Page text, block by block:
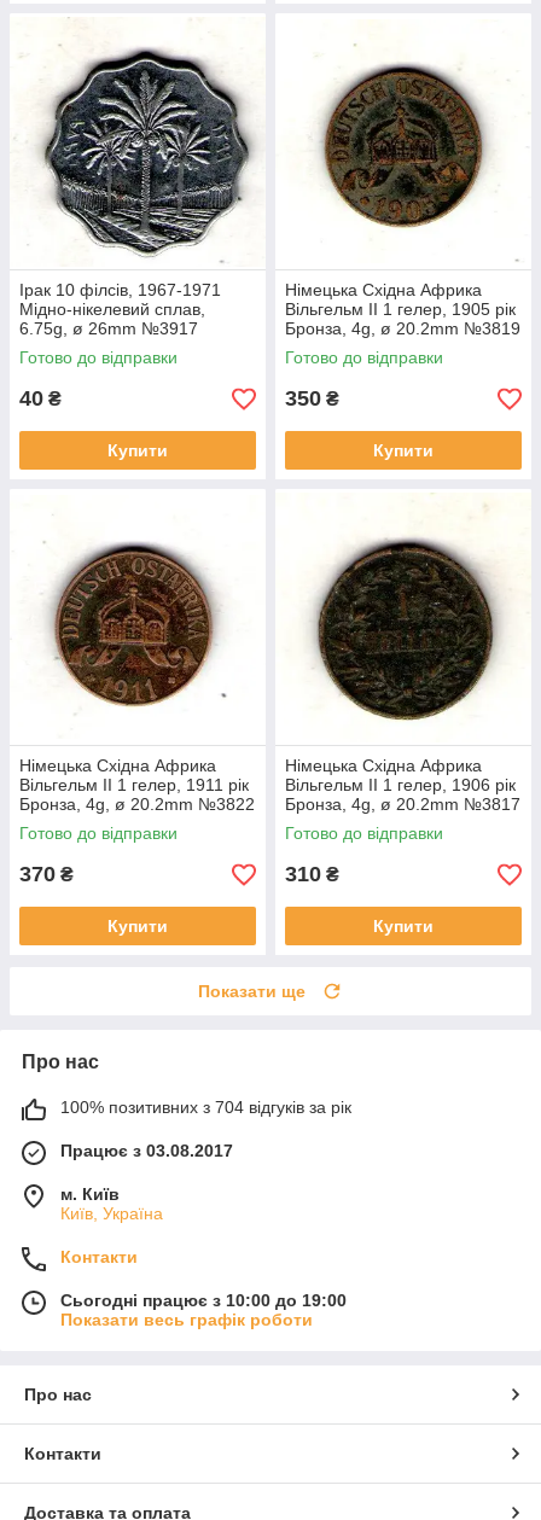
Ірак 10 філсів, 1967-1971
Мідно-нікелевий сплав,
6.75g, ø 26mm №3917
Готово до відправки
40 ₴
Купити
Німецька Східна Африка
Вільгельм II 1 гелер, 1905 рік
Бронза, 4g, ø 20.2mm №3819
Готово до відправки
350 ₴
Купити
Німецька Східна Африка
Вільгельм II 1 гелер, 1911 рік
Бронза, 4g, ø 20.2mm №3822
Готово до відправки
370 ₴
Купити
Німецька Східна Африка
Вільгельм II 1 гелер, 1906 рік
Бронза, 4g, ø 20.2mm №3817
Готово до відправки
310 ₴
Купити
Показати ще
Про нас
100% позитивних з 704 відгуків за рік
Працює з 03.08.2017
м. Київ
Київ, Україна
Контакти
Сьогодні працює з 10:00 до 19:00
Показати весь графік роботи
Про нас
Контакти
Доставка та оплата